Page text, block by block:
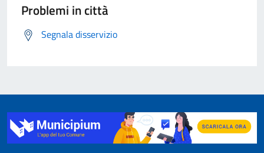
Problemi in città
Segnala disservizio